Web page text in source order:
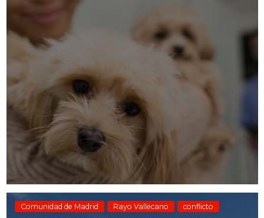
Comunidad de Madrid Rayo Vallecano conflicto